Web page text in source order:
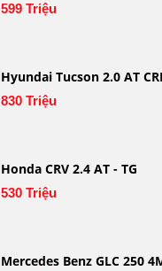
599 Triệu
Hyundai Tucson 2.0 AT
830 Triệu
Honda CRV 2.4 AT - TG
530 Triệu
Mercedes Benz GLC 250